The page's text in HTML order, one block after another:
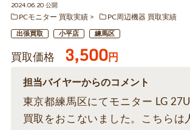
2024.06.20 公開
PCモニター 買取実績
PC周辺機器 買取実績
出張買取 小平店 練馬区
買取価格 3,500円
担当バイヤーからのコメント
東京都練馬区にてモニター LG
買取をおこないました。こちらは